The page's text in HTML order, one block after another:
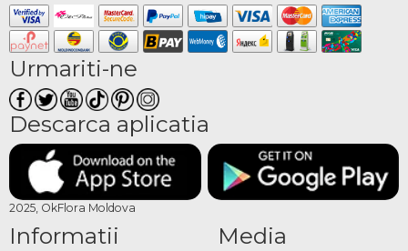
Urmariti-ne
Descarca aplicatia
2025, OkFlora Moldova
Informatii Media